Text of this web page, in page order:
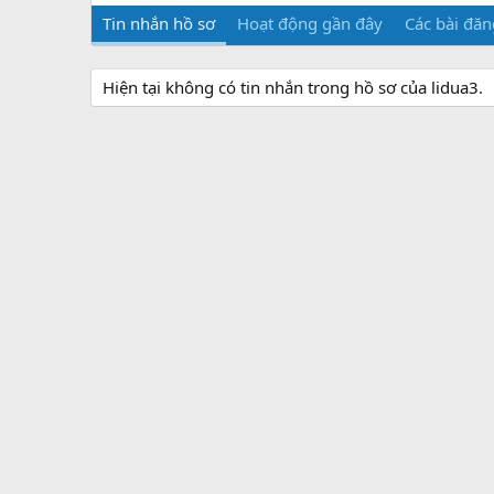
Tin nhắn hồ sơ Hoạt động gần đây Các bài
Hiện tại không có tin nhắn trong hồ sơ của lidua3.